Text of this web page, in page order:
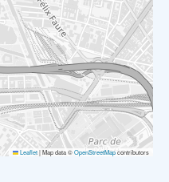
Leaflet|Map data ©OpenStreetMapcontributors